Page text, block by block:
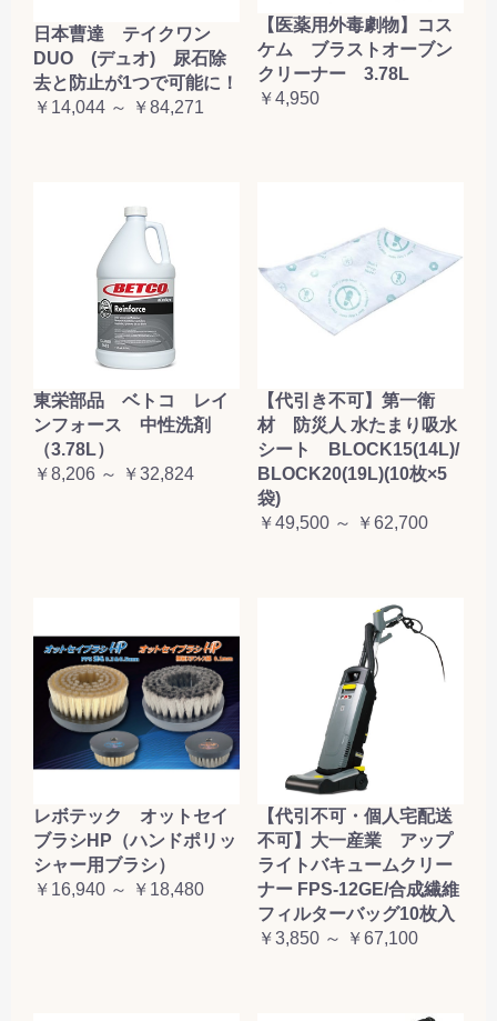
日本曹達 テイクワン
DUO (デュオ) 尿石除
去と防止が1つで可能に！
￥14,044 ～ ￥84,271
【医薬用外毒劇物】コス
ケム ブラストオーブン
クリーナー 3.78L
￥4,950
東栄部品 ベトコ レイ
ンフォース 中性洗剤
（3.78L）
￥8,206 ～ ￥32,824
【代引き不可】第一衛
材 防災人 水たまり吸水
シート BLOCK15(14L)/
BLOCK20(19L)(10枚×5
袋)
￥49,500 ～ ￥62,700
レボテック オットセイ
ブラシHP（ハンドポリッ
シャー用ブラシ）
￥16,940 ～ ￥18,480
【代引不可・個人宅配送
不可】大一産業 アップ
ライトバキュームクリー
ナー FPS-12GE/合成繊維
フィルターバッグ10枚入
￥3,850 ～ ￥67,100